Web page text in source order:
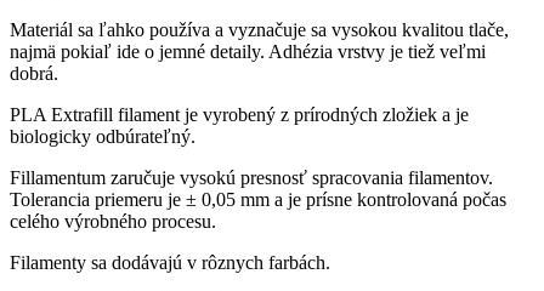
Materiál sa ľahko používa a vyznačuje sa vysokou kvalitou tlače,
najmä pokiaľ ide o jemné detaily. Adhézia vrstvy je tiež veľmi
dobrá.
PLA Extrafill filament je vyrobený z prírodných zložiek a je
biologicky odbúrateľný.
Fillamentum zaručuje vysokú presnosť spracovania filamentov.
Tolerancia priemeru je ± 0,05 mm a je prísne kontrolovaná počas
celého výrobného procesu.
Filamenty sa dodávajú v rôznych farbách.